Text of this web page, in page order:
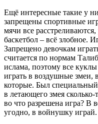
Ещё интересные такие у
запрещены спортивные
мячи все
баскетбол – всё злобное.
Запрещено девочкам
считается по нормам
ислама, поэтому все
играть в воздушные змеи,
которые. Был
в летающего змея
во что разрешена игра? В
угодно, в войнушку играй.